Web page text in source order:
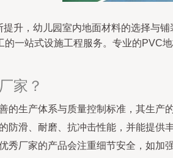
升，幼儿园室内地面材料的选择与
一站式设施工程服务。专业的PVC
家？
的生产体系与质量控制标准，其生
防滑、耐磨、抗冲击性能，并能提供
秀厂家的产品会注重细节安全，如加